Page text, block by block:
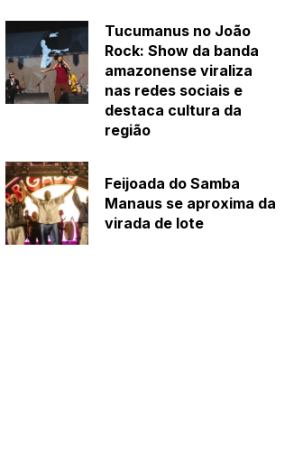
Tucumanus no João
Rock: Show da banda
amazonense viraliza
nas redes sociais e
destaca cultura da
região
Feijoada do Samba
Manaus se aproxima da
virada de lote